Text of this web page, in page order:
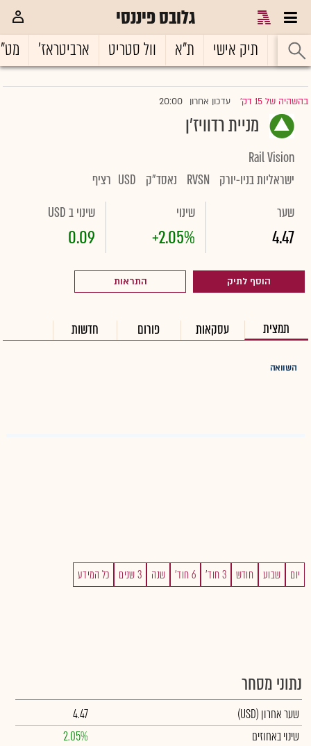
גלובס פיננסי
ראשי תיק אישי ת"א וול סטריט ארביטראז'
בהשהיה של 15 דק' |עדכון אחרון 20:00
מניית רדוויז'ן
Rail Vision
ישראליות בניו-יורק
RVSN נאסד"ק USD רציף
שער
4.47
שינוי
+2.05%
שינוי ב USD
0.09
הוסף לתיק התראות
תמצית עסקאות פורום חדשות
השוואה
יום שבוע חודש 3 חוד' 6 חוד' שנה 3 שנים כל המידע
נתוני מסחר
שער אחרון (USD)
4.47
שינוי באחוזים
2.05%